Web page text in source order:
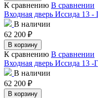
К сравнению В сравнении
Входная дверь Иссида 13 -
В наличии
62 200 ₽
В корзину
К сравнению В сравнении
Входная дверь Иссида 13 -
В наличии
62 200 ₽
В корзину